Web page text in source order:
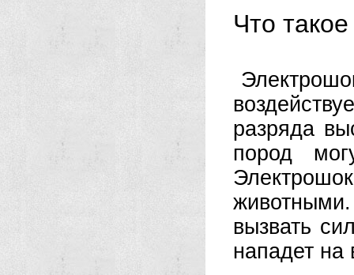
Что
разряда
пород
вызвать
нападет на